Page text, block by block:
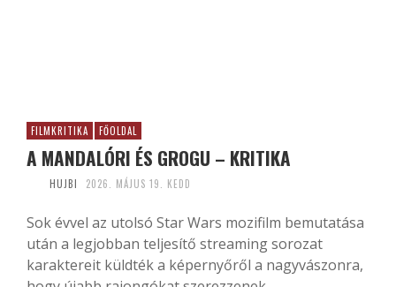
FILMKRITIKA FŐOLDAL
A MANDALÓRI ÉS GROGU – KRITIKA
HUJBI 2026. MÁJUS 19. KEDD
Sok évvel az utolsó Star Wars mozifilm bemutatása
után a legjobban teljesítő streaming sorozat
karaktereit küldték a képernyőről a nagyvászonra,